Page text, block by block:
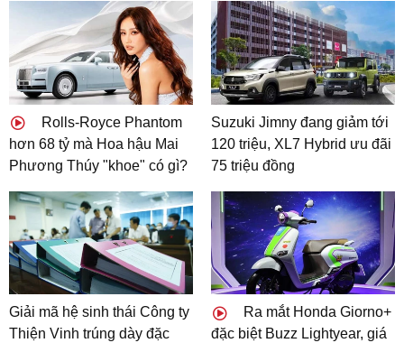
Rolls-Royce Phantom
hơn 68 tỷ mà Hoa hậu Mai
Phương Thúy "khoe" có gì?
Suzuki Jimny đang giảm tới
120 triệu, XL7 Hybrid ưu đãi
75 triệu đồng
Giải mã hệ sinh thái Công ty
Thiện Vinh trúng dày đặc
Ra mắt Honda Giorno+
đặc biệt Buzz Lightyear, giá